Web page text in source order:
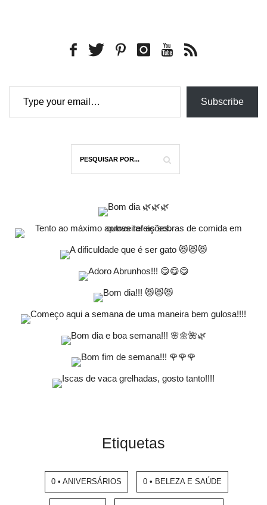
Type your email…
Subscribe
Etiquetas
0 • ANIVERSÁRIOS 0 • BELEZA E SAÚDE